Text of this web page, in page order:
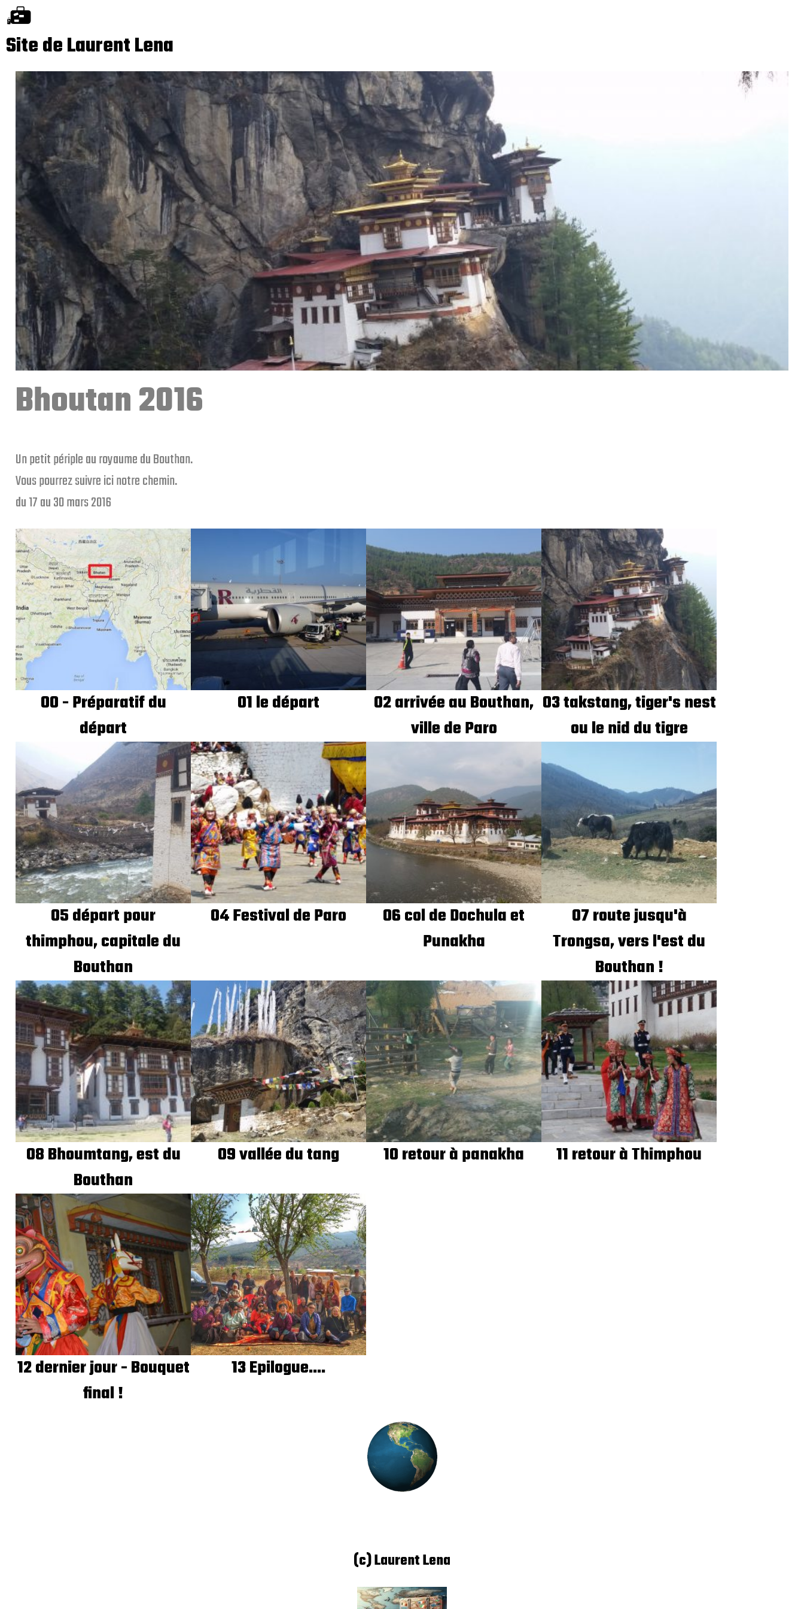
Site de Laurent Lena
Bhoutan 2016
Un petit périple au royaume du Bouthan.
Vous pourrez suivre ici notre chemin.
du 17 au 30 mars 2016
00 - Préparatif du
départ
01 le départ
02 arrivée au Bouthan,
ville de Paro
03 takstang, tiger's nest
ou le nid du tigre
05 départ pour
thimphou, capitale du
Bouthan
04 Festival de Paro
06 col de Dochula et
Punakha
07 route jusqu'à
Trongsa, vers l'est du
Bouthan !
08 Bhoumtang, est du
Bouthan
09 vallée du tang 10 retour à panakha 11 retour à Thimphou
12 dernier jour - Bouquet
final !
13 Epilogue....
(c) Laurent Lena